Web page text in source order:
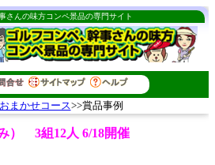
さんの味方コンペ景品の専門サイト
おまかせコース>>賞品事例
） 3組12人 6/18開催